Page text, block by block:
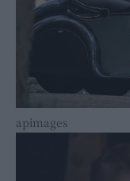
apimages